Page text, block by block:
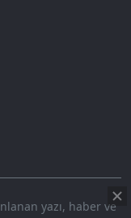
yazı, haber ve